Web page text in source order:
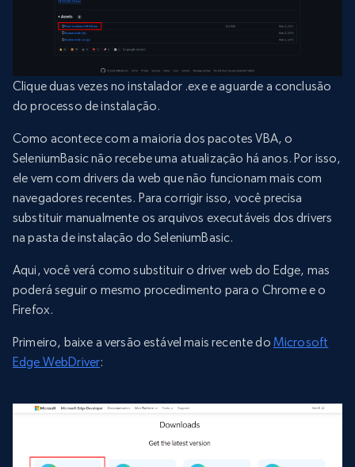
Clique duas vezes no instalador .exe e aguarde a conclusão
do processo de instalação.
Como acontece com a maioria dos pacotes VBA, o
SeleniumBasic não recebe uma atualização há anos. Por isso,
ele vem com drivers da web que não funcionam mais com
navegadores recentes. Para corrigir isso, você precisa
substituir manualmente os arquivos executáveis dos drivers
na pasta de instalação do SeleniumBasic.
Aqui, você verá como substituir o driver web do Edge, mas
poderá seguir o mesmo procedimento para o Chrome e o
Firefox.
Primeiro, baixe a versão estável mais recente do Microsoft
Edge WebDriver: